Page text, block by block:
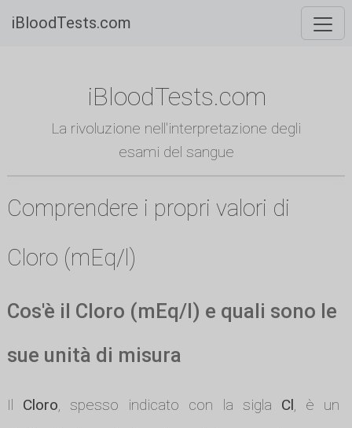
iBloodTests.com
iBloodTests.com
La rivoluzione nell'interpretazione degli
esami del sangue
Comprendere i propri valori di
Cloro (mEq/l)
Cos'è il Cloro (mEq/l) e quali sono le
sue unità di misura
Il Cloro, spesso indicato con la sigla Cl, è un